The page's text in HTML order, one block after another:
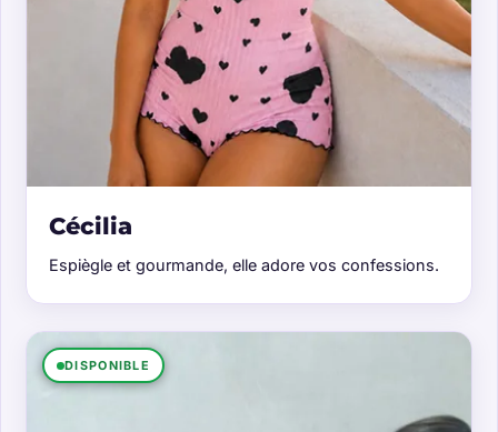
Cécilia
Espiègle et gourmande, elle adore vos confessions.
DISPONIBLE